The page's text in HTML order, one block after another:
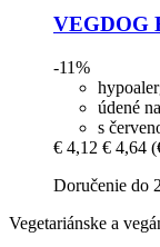
VEGDOG
-11%
údené
s
€ 4,12 € 4,64
Doručenie do
Vegetariánske a